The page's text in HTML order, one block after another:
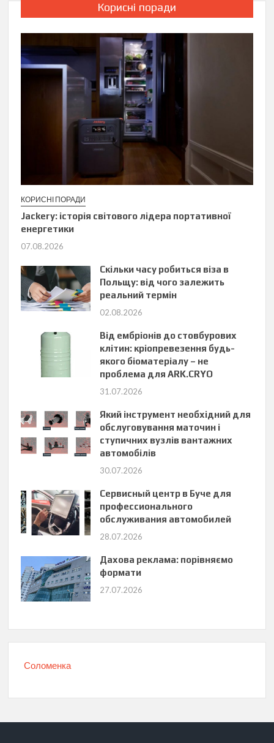
Корисні поради
КОРИСНІ ПОРАДИ
Jackery: історія світового лідера портативної
енергетики
07.08.2026
Скільки часу робиться віза в
Польщу: від чого залежить
реальний термін
02.08.2026
Від ембріонів до стовбурових
клітин: кріопревезення будь-
якого біоматеріалу – не
проблема для ARK.CRYO
31.07.2026
Який інструмент необхідний для
обслуговування маточин і
ступичних вузлів вантажних
автомобілів
30.07.2026
Сервисный центр в Буче для
профессионального
обслуживания автомобилей
28.07.2026
Дахова реклама: порівняємо
формати
27.07.2026
Соломенка